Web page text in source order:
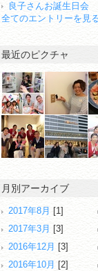
良子さんお誕生日会
全てのエントリーを見
最近のピクチャ
月別アーカイブ
2017年8月 [1]
2017年3月 [3]
2016年12月 [3]
2016年10月 [2]